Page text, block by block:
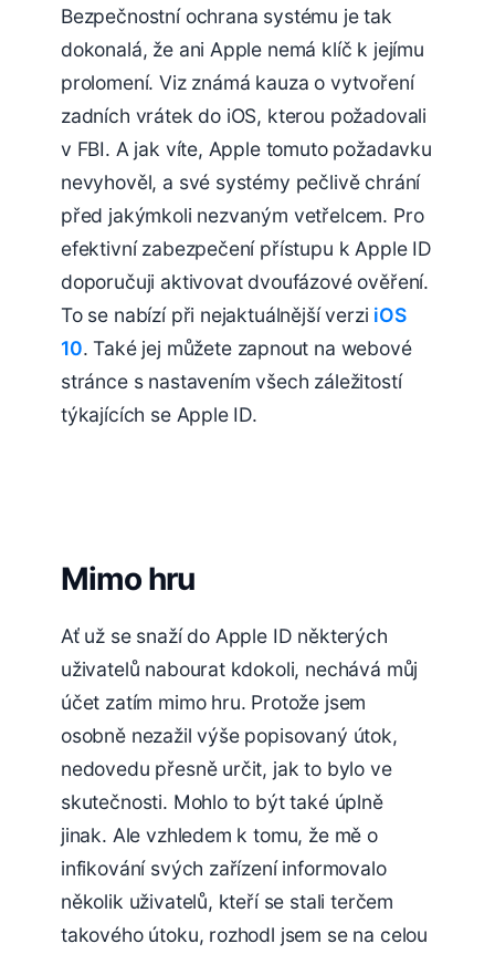
Bezpečnostní ochrana systému je tak
dokonalá, že ani Apple nemá klíč k jejímu
prolomení. Viz známá kauza o vytvoření
zadních vrátek do iOS, kterou požadovali
v FBI. A jak víte, Apple tomuto požadavku
nevyhověl, a své systémy pečlivě chrání
před jakýmkoli nezvaným vetřelcem. Pro
efektivní zabezpečení přístupu k Apple ID
doporučuji aktivovat dvoufázové ověření.
To se nabízí při nejaktuálnější verzi iOS
10. Také jej můžete zapnout na webové
stránce s nastavením všech záležitostí
týkajících se Apple ID.
Mimo hru
Ať už se snaží do Apple ID některých
uživatelů nabourat kdokoli, nechává můj
účet zatím mimo hru. Protože jsem
osobně nezažil výše popisovaný útok,
nedovedu přesně určit, jak to bylo ve
skutečnosti. Mohlo to být také úplně
jinak. Ale vzhledem k tomu, že mě o
infikování svých zařízení informovalo
několik uživatelů, kteří se stali terčem
takového útoku, rozhodl jsem se na celou